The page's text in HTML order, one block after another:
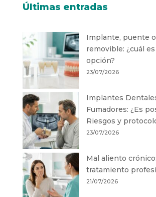
Últimas entradas
Implante, puente
removible: ¿cuál
opción?
23/07/2026
Implantes
Fumadores: ¿Es
Riesgos y
23/07/2026
Mal aliento
tratamiento
21/07/2026